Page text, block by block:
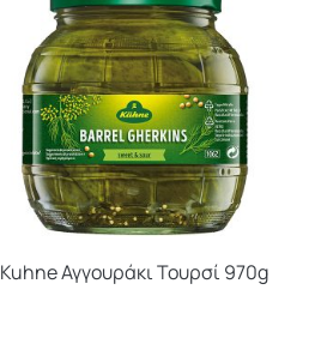
Kuhne Αγγουράκι Τουρσί 970g